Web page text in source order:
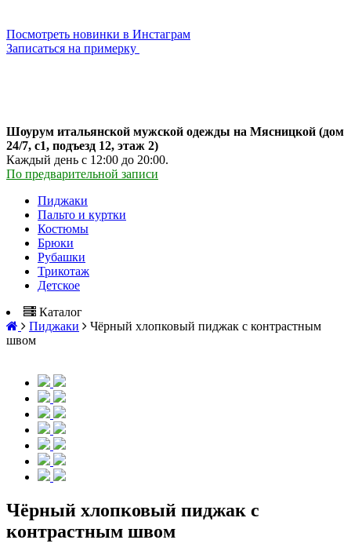
Посмотреть новинки в Инстаграм
Записаться на примерку
Шоурум итальянской мужской одежды на Мясницкой (дом
24/7, с1, подъезд 12, этаж 2)
Каждый день с 12:00 до 20:00.
По предварительной записи
Пиджаки
Пальто и куртки
Костюмы
Брюки
Рубашки
Трикотаж
Детское
Каталог
Пиджаки
Чёрный хлопковый пиджак с контрастным
швом
Чёрный хлопковый пиджак с
контрастным швом